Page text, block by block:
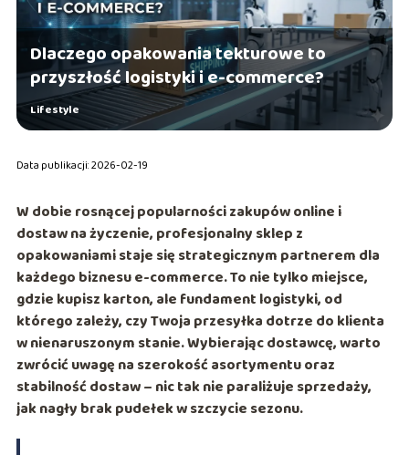
Dlaczego opakowania tekturowe to
przyszłość logistyki i e-commerce?
Lifestyle
Data publikacji: 2026-02-19
W dobie rosnącej popularności zakupów online i
dostaw na życzenie, profesjonalny sklep z
opakowaniami staje się strategicznym partnerem dla
każdego biznesu e-commerce. To nie tylko miejsce,
gdzie kupisz karton, ale fundament logistyki, od
którego zależy, czy Twoja przesyłka dotrze do klienta
w nienaruszonym stanie. Wybierając dostawcę, warto
zwrócić uwagę na szerokość asortymentu oraz
stabilność dostaw – nic tak nie paraliżuje sprzedaży,
jak nagły brak pudełek w szczycie sezonu.